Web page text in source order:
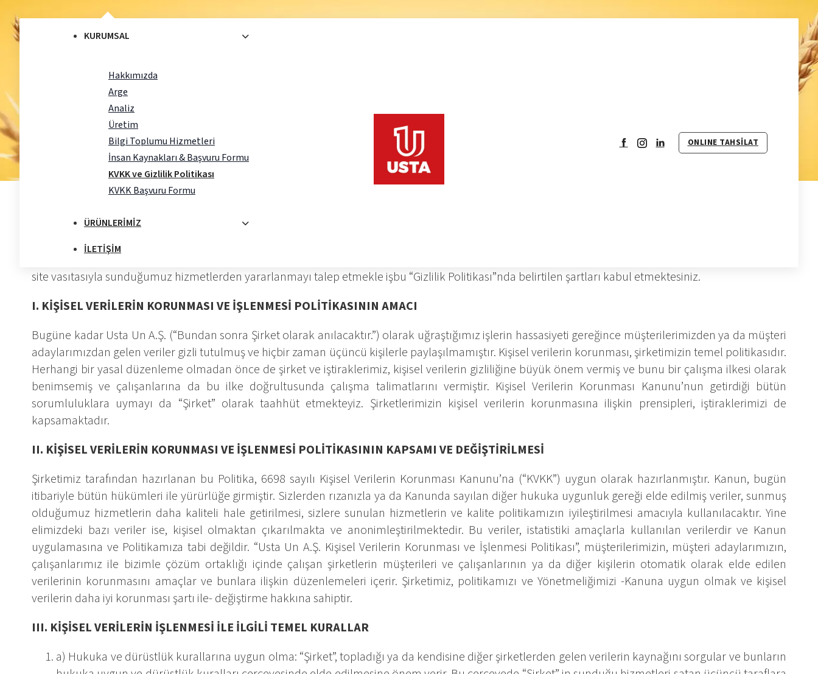
KURUMSAL
Hakkımızda
Arge
Analiz
Üretim
Bilgi Toplumu Hizmetleri
İnsan Kaynakları & Başvuru Formu
KVKK ve Gizlilik Politikası
KVKK Başvuru Formu
ÜRÜNLERIMIZ
İLETIŞIM
ONLINETAHSİLAT
Kişisel Verilerin Korunması ve Gizlilik Politikası
Web Sitesi Gizlilik Sözleşmesi
Bu web sitesini ziyaret etmeniz ve bu site vasıtasıyla sunduğumuz hizmetlerden yararlanmanız sırasında, size ve talep ettiğiniz hizmetlere ilişkin olarak
elde ettiğimiz bilgilerin ne şekilde kullanılacağı ve korunacağı, işbu “Gizlilik Politikası”nda belirtilen şartlara tabidir. Bu web sitesini ziyaret etmekle ve bu
site vasıtasıyla sunduğumuz hizmetlerden yararlanmayı talep etmekle işbu “Gizlilik Politikası”nda belirtilen şartları kabul etmektesiniz.
I. KİŞİSEL VERİLERİN KORUNMASI VE İŞLENMESİ POLİTİKASININ AMACI
Bugüne kadar Usta Un A.Ş. (“Bundan sonra Şirket olarak anılacaktır.”) olarak uğraştığımız işlerin hassasiyeti gereğince müşterilerimizden ya da müşteri
adaylarımızdan gelen veriler gizli tutulmuş ve hiçbir zaman üçüncü kişilerle paylaşılmamıştır. Kişisel verilerin korunması, şirketimizin temel politikasıdır.
Herhangi bir yasal düzenleme olmadan önce de şirket ve iştiraklerimiz, kişisel verilerin gizliliğine büyük önem vermiş ve bunu bir çalışma ilkesi olarak
benimsemiş ve çalışanlarına da bu ilke doğrultusunda çalışma talimatlarını vermiştir. Kişisel Verilerin Korunması Kanunu’nun getirdiği bütün
sorumluluklara uymayı da “Şirket” olarak taahhüt etmekteyiz. Şirketlerimizin kişisel verilerin korunmasına ilişkin prensipleri, iştiraklerimizi de
kapsamaktadır.
II. KİŞİSEL VERİLERİN KORUNMASI VE İŞLENMESİ POLİTİKASININ KAPSAMI VE DEĞİŞTİRİLMESİ
Şirketimiz tarafından hazırlanan bu Politika, 6698 sayılı Kişisel Verilerin Korunması Kanunu’na (“KVKK”) uygun olarak hazırlanmıştır. Kanun, bugün
itibariyle bütün hükümleri ile yürürlüğe girmiştir. Sizlerden rızanızla ya da Kanunda sayılan diğer hukuka uygunluk gereği elde edilmiş veriler, sunmuş
olduğumuz hizmetlerin daha kaliteli hale getirilmesi, sizlere sunulan hizmetlerin ve kalite politikamızın iyileştirilmesi amacıyla kullanılacaktır. Yine
elimizdeki bazı veriler ise, kişisel olmaktan çıkarılmakta ve anonimleştirilmektedir. Bu veriler, istatistiki amaçlarla kullanılan verilerdir ve Kanun
uygulamasına ve Politikamıza tabi değildir. “Usta Un A.Ş. Kişisel Verilerin Korunması ve İşlenmesi Politikası”, müşterilerimizin, müşteri adaylarımızın,
çalışanlarımız ile bizimle çözüm ortaklığı içinde çalışan şirketlerin müşterileri ve çalışanlarının ya da diğer kişilerin otomatik olarak elde edilen
verilerinin korunmasını amaçlar ve bunlara ilişkin düzenlemeleri içerir. Şirketimiz, politikamızı ve Yönetmeliğimizi -Kanuna uygun olmak ve kişisel
verilerin daha iyi korunması şartı ile- değiştirme hakkına sahiptir.
III. KİŞİSEL VERİLERİN İŞLENMESİ İLE İLGİLİ TEMEL KURALLAR
a) Hukuka ve dürüstlük kurallarına uygun olma: “Şirket”, topladığı ya da kendisine diğer şirketlerden gelen verilerin kaynağını sorgular ve bunların